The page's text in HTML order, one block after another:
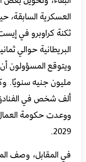
ثكنة كراوبرو في
البريطانية حوالي
ووعدت حكومة العمال
2029.
في المقابل، وصف